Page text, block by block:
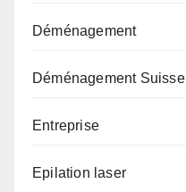
Déménagement
Déménagement Suisse
Entreprise
Epilation laser